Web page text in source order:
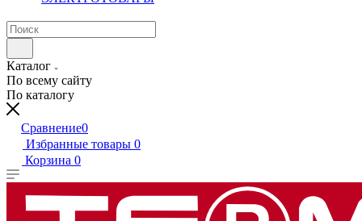
Каталог
По всему сайту
По каталогу
Сравнение0
Избранные товары 0
Корзина 0